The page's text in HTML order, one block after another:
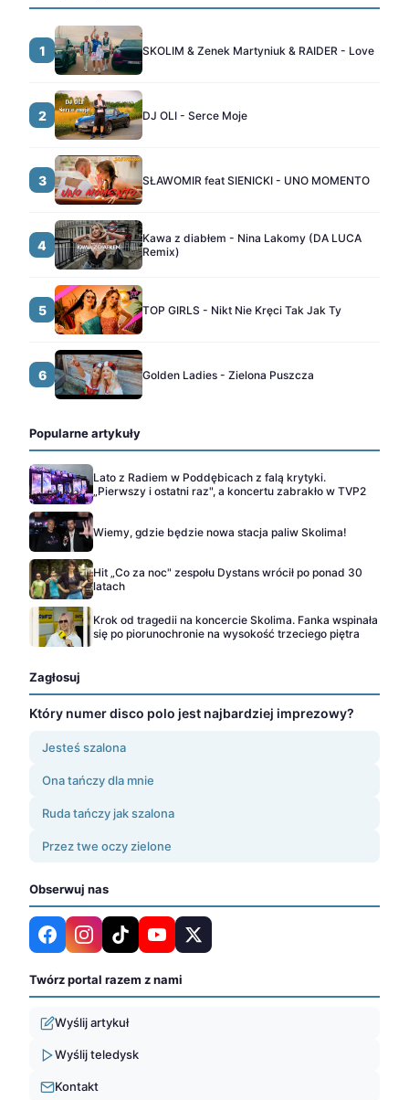
1 SKOLIM & Zenek Martyniuk & RAIDER - Love
2 DJ OLI - Serce Moje
3 SŁAWOMIR feat SIENICKI - UNO MOMENTO
4
Kawa z diabłem - Nina Lakomy (DA LUCA
Remix)
5 TOP GIRLS - Nikt Nie Kręci Tak Jak Ty
6 Golden Ladies - Zielona Puszcza
Popularne artykuły
Lato z Radiem w Poddębicach z falą krytyki.
„Pierwszy i ostatni raz", a koncertu zabrakło w TVP2
Wiemy, gdzie będzie nowa stacja paliw Skolima!
Hit „Co za noc" zespołu Dystans wrócił po ponad 30
latach
Krok od tragedii na koncercie Skolima. Fanka wspinała
się po piorunochronie na wysokość trzeciego piętra
Zagłosuj
Który numer disco polo jest najbardziej imprezowy?
Jesteś szalona
Ona tańczy dla mnie
Ruda tańczy jak szalona
Przez twe oczy zielone
Obserwuj nas
Twórz portal razem z nami
Wyślij artykuł
Wyślij teledysk
Kontakt